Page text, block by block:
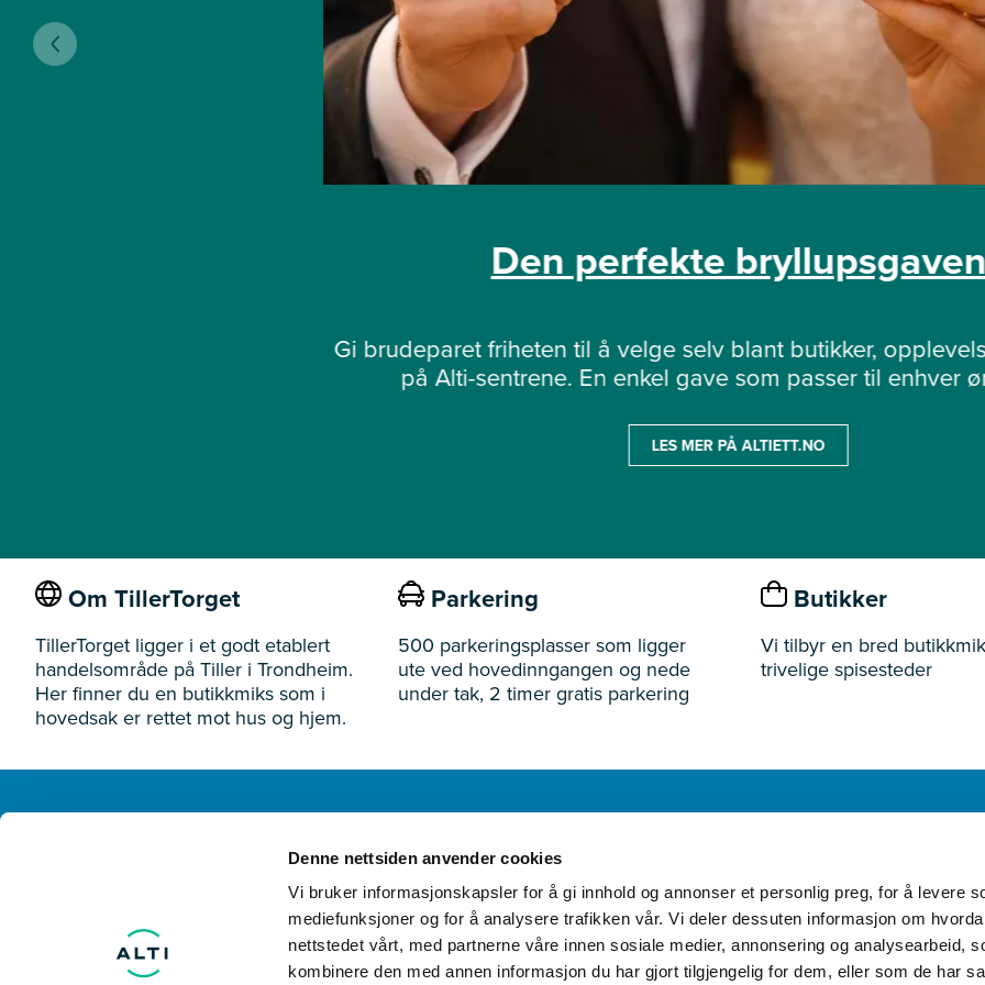
Denne nettsiden anvender cookies
Vi bruker informasjonskapsler for å gi innhold og annonser et personlig preg, for å levere
mediefunksjoner og for å analysere trafikken vår. Vi deler dessuten informasjon om
nettstedet vårt, med partnerne våre innen sosiale medier, annonsering og analysearbeid,
kombinere den med annen informasjon du har gjort tilgjengelig for dem, eller som de har
Den perfekte
Gi brudeparet friheten til å velge selv blant butikker,
på Alti-sentrene. En enkel gave som passer til enhver
LES MER PÅ ALTIETT.NO
Om TillerTorget
TillerTorget ligger i et godt etablert
handelsområde på Tiller i Trondheim.
Her finner du en butikkmiks som i
hovedsak er rettet mot hus og hjem.
Parkering
500 parkeringsplasser som ligger
ute ved hovedinngangen og nede
under tak, 2 timer gratis parkering
Butikker
Vi tilbyr en bred
trivelige spisesteder